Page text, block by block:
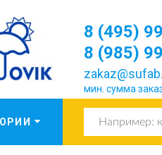
8 (495)
8 (985)
мин. сумма